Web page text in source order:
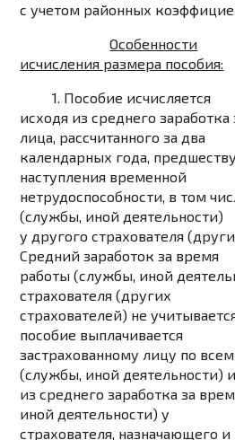
с учетом районных
Особенности
исчисления размера пособия:
1. Пособие исчисляется
исходя из среднего заработка
лица, рассчитанногоза два
календарных года,
наступления временной
нетрудоспособности, в том
(службы, иной деятельности)
у другого страхователя
Средний заработок за время
работы (службы, иной
страхователя (других
страхователей) не
пособие выплачивается
застрахованному лицу по
(службы, иной деятельности)
из среднего заработка за
иной деятельности) у
страхователя, назначающего